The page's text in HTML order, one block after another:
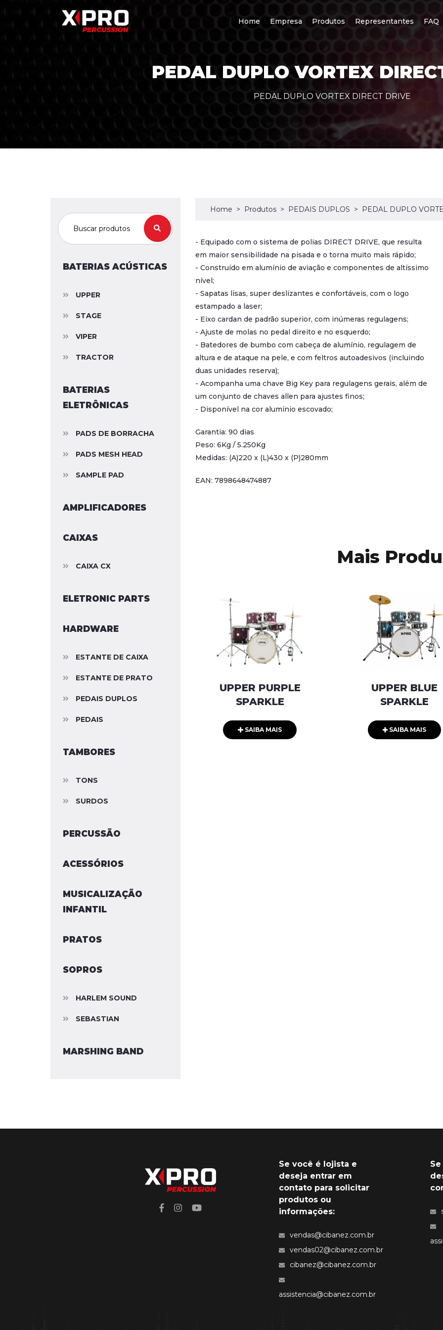
Home Empresa Produtos Representantes FAQ
PEDAL DUPLO VORTEX
PEDAL DUPLO VORTEX DIRECT DRIVE
BATERIAS ACÚSTICAS
UPPER
STAGE
VIPER
TRACTOR
BATERIAS
ELETRÔNICAS
PADS DE BORRACHA
PADS MESH HEAD
SAMPLE PAD
AMPLIFICADORES
CAIXAS
CAIXA CX
ELETRONIC PARTS
HARDWARE
ESTANTE DE CAIXA
ESTANTE DE PRATO
PEDAIS DUPLOS
PEDAIS
TAMBORES
TONS
SURDOS
PERCUSSÃO
ACESSÓRIOS
MUSICALIZAÇÃO
INFANTIL
PRATOS
SOPROS
HARLEM SOUND
SEBASTIAN
MARSHING BAND
Home Produtos PEDAIS DUPLOS PEDAL DUPLO
- Equipado com o sistema de polias DIRECT DRIVE, que resulta
em maior sensibilidade na pisada e o torna muito mais rápido;
- Construído em alumínio de aviação e componentes de altíssimo
nível;
- Sapatas lisas, super deslizantes e confortáveis, com o logo
estampado a laser;
- Eixo cardan de padrão superior, com inúmeras regulagens;
- Ajuste de molas no pedal direito e no esquerdo;
- Batedores de bumbo com cabeça de alumínio, regulagem de
altura e de ataque na pele, e com feltros autoadesivos (incluindo
duas unidades reserva);
- Acompanha uma chave Big Key para regulagens gerais, além de
um conjunto de chaves allen para ajustes finos;
- Disponível na cor alumínio escovado;
Garantia: 90 dias
Peso: 6Kg / 5.250Kg
Medidas: (A)220 x (L)430 x (P)280mm
EAN: 7898648474887
Mais
UPPER PURPLE
SPARKLE
SAIBA MAIS
UPPER BLUE
SPARKLE
SAIBA MAIS
Se você é lojista e
deseja entrar em
contato para solicitar
produtos ou
informações:
vendas@cibanez.com.br
vendas02@cibanez.com.br
cibanez@cibanez.com.br
assistencia@cibanez.com.br